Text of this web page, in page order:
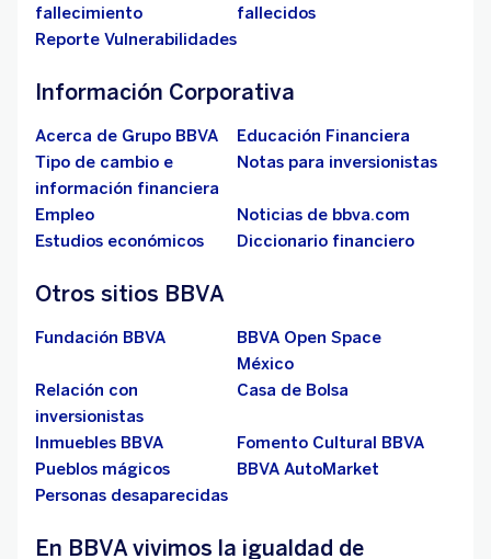
fallecimiento
fallecidos
Reporte Vulnerabilidades
Información Corporativa
Acerca de Grupo BBVA
Educación Financiera
Tipo de cambio e
información financiera
Notas para inversionistas
Empleo
Noticias de bbva.com
Estudios económicos
Diccionario financiero
Otros sitios BBVA
Fundación BBVA
BBVA Open Space
México
Relación con
inversionistas
Casa de Bolsa
Inmuebles BBVA
Fomento Cultural BBVA
Pueblos mágicos
BBVA AutoMarket
Personas desaparecidas
En BBVA vivimos la igualdad de